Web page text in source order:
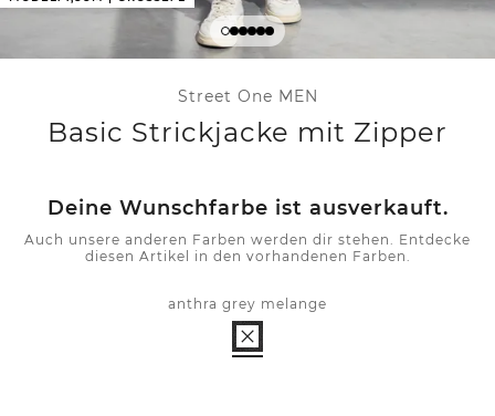
Street One MEN
Basic Strickjacke mit Zipper
Deine Wunschfarbe ist ausverkauft.
Auch unsere anderen Farben werden dir stehen. Entdecke
diesen Artikel in den vorhandenen Farben.
anthra grey melange